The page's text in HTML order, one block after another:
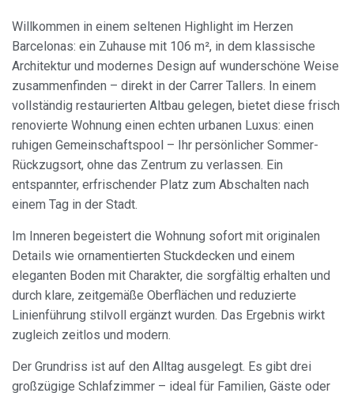
Willkommen in einem seltenen Highlight im Herzen
Barcelonas: ein Zuhause mit 106 m², in dem klassische
Architektur und modernes Design auf wunderschöne Weise
zusammenfinden – direkt in der Carrer Tallers. In einem
vollständig restaurierten Altbau gelegen, bietet diese frisch
renovierte Wohnung einen echten urbanen Luxus: einen
ruhigen Gemeinschaftspool – Ihr persönlicher Sommer-
Rückzugsort, ohne das Zentrum zu verlassen. Ein
entspannter, erfrischender Platz zum Abschalten nach
einem Tag in der Stadt.
Im Inneren begeistert die Wohnung sofort mit originalen
Details wie ornamentierten Stuckdecken und einem
eleganten Boden mit Charakter, die sorgfältig erhalten und
durch klare, zeitgemäße Oberflächen und reduzierte
Linienführung stilvoll ergänzt wurden. Das Ergebnis wirkt
zugleich zeitlos und modern.
Der Grundriss ist auf den Alltag ausgelegt. Es gibt drei
großzügige Schlafzimmer – ideal für Familien, Gäste oder